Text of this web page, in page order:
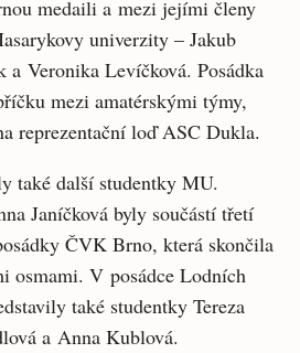
medaili a mezi jejími členy
univerzity – Jakub
Veronika Levíčková. Posádka
mezi amatérskými týmy,
reprezentační loď ASC Dukla.
také další studentky MU.
Janíčková byly součástí třetí
ČVK Brno, která skončila
osmami. V posádce Lodních
také studentky Tereza
a Anna Kublová.